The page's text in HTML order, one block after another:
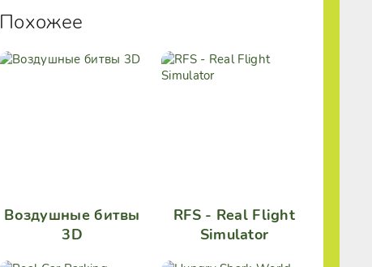
Похожее
Воздушные битвы
3D
RFS - Real Flight
Simulator